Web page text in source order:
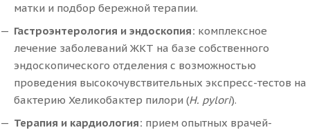
матки и подбор бережной терапии.
Гастроэнтерология и эндоскопия: комплексное
лечение заболеваний ЖКТ на базе собственного
эндоскопического отделения с возможностью
проведения высокочувствительных экспресс-тестов на
бактерию Хеликобактер пилори (H. pylori).
Терапия и кардиология: прием опытных врачей-